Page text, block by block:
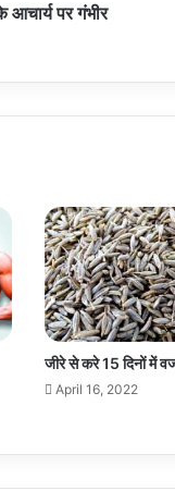
आचार्य पर गंभीर
जीरे से करे 15 दिनों में
April 16, 2022